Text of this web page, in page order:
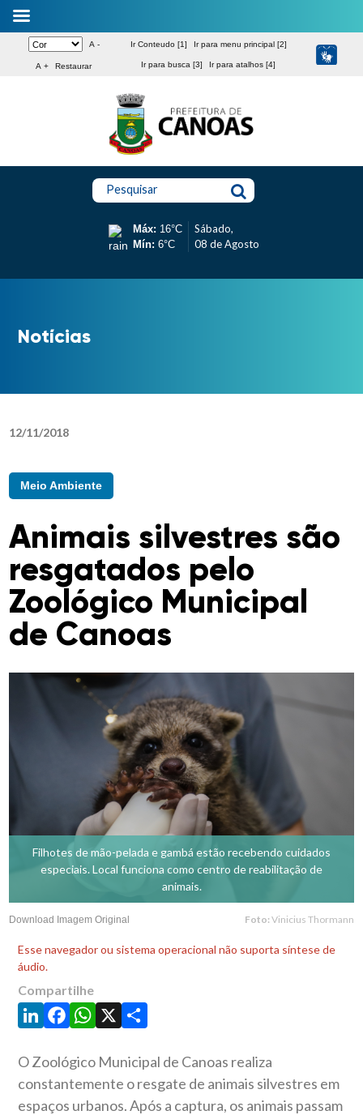
A -
A + Restaurar
Ir Conteudo [1] Ir para menu principal [2]
Ir para busca [3] Ir para atalhos [4]
Pesquisar
Máx: 16°C
Mín: 6°C
Sábado,
08 de Agosto
Notícias
12/11/2018
Meio Ambiente
Animais silvestres são
resgatados pelo
Zoológico Municipal
de Canoas
Filhotes de mão-pelada e gambá estão recebendo cuidados
especiais. Local funciona como centro de reabilitação de
animais.
Download Imagem Original Foto: Vinicius Thormann
Esse navegador ou sistema operacional não suporta síntese de
áudio.
Compartilhe
LinkedIn
Facebook
WhatsApp
X Share
O Zoológico Municipal de Canoas realiza
constantemente o resgate de animais silvestres em
espaços urbanos. Após a captura, os animais passam